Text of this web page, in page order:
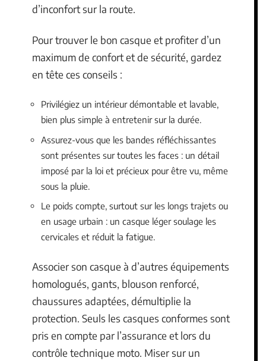
d’inconfort sur la route.
Pour trouver le bon casque et profiter d’un
maximum de confort et de sécurité, gardez
en tête ces conseils :
Privilégiez un intérieur démontable et lavable,
bien plus simple à entretenir sur la durée.
Assurez-vous que les bandes réfléchissantes
sont présentes sur toutes les faces : un détail
imposé par la loi et précieux pour être vu, même
sous la pluie.
Le poids compte, surtout sur les longs trajets ou
en usage urbain : un casque léger soulage les
cervicales et réduit la fatigue.
Associer son casque à d’autres équipements
homologués, gants, blouson renforcé,
chaussures adaptées, démultiplie la
protection. Seuls les casques conformes sont
pris en compte par l’assurance et lors du
contrôle technique moto. Miser sur un